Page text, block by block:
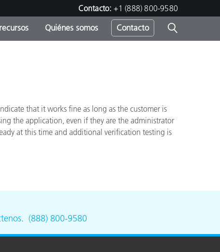
Contacto: +1 (888) 800-9580
Quiénes somos Contacto
that it works fine as long as the customer is
the application, even if they are the administrator
at this time and additional verification testing is
. (888) 800-9580